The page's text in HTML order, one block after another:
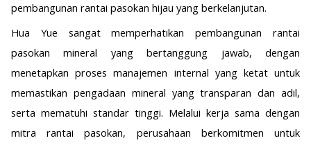
pembangunan rantai pasokan hijau yang berkelanjutan.
Hua Yue sangat memperhatikan pembangunan rantai
pasokan mineral yang bertanggung jawab, dengan
menetapkan proses manajemen internal yang ketat untuk
memastikan pengadaan mineral yang transparan dan adil,
serta mematuhi standar tinggi. Melalui kerja sama dengan
mitra rantai pasokan, perusahaan berkomitmen untuk